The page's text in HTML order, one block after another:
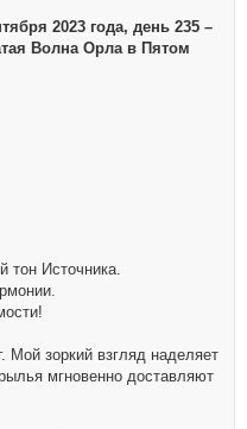
2023 года, день 235 –
Волна Орла в Пятом
тон Источника.
Мой зоркий взгляд наделяет
мгновенно доставляют